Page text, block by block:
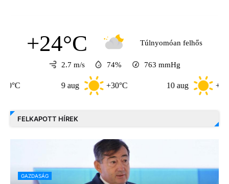
+24°C Túlnyomóan felhős
2.7 m/s 74% 763 mmHg
+30°C +33°C
FELKAPOTT HÍREK
GAZDASÁG